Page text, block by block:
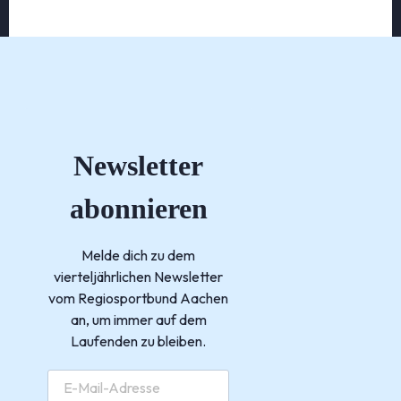
Newsletter
abonnieren
Melde dich zu dem
vierteljährlichen Newsletter
vom Regiosportbund Aachen
an, um immer auf dem
Laufenden zu bleiben.